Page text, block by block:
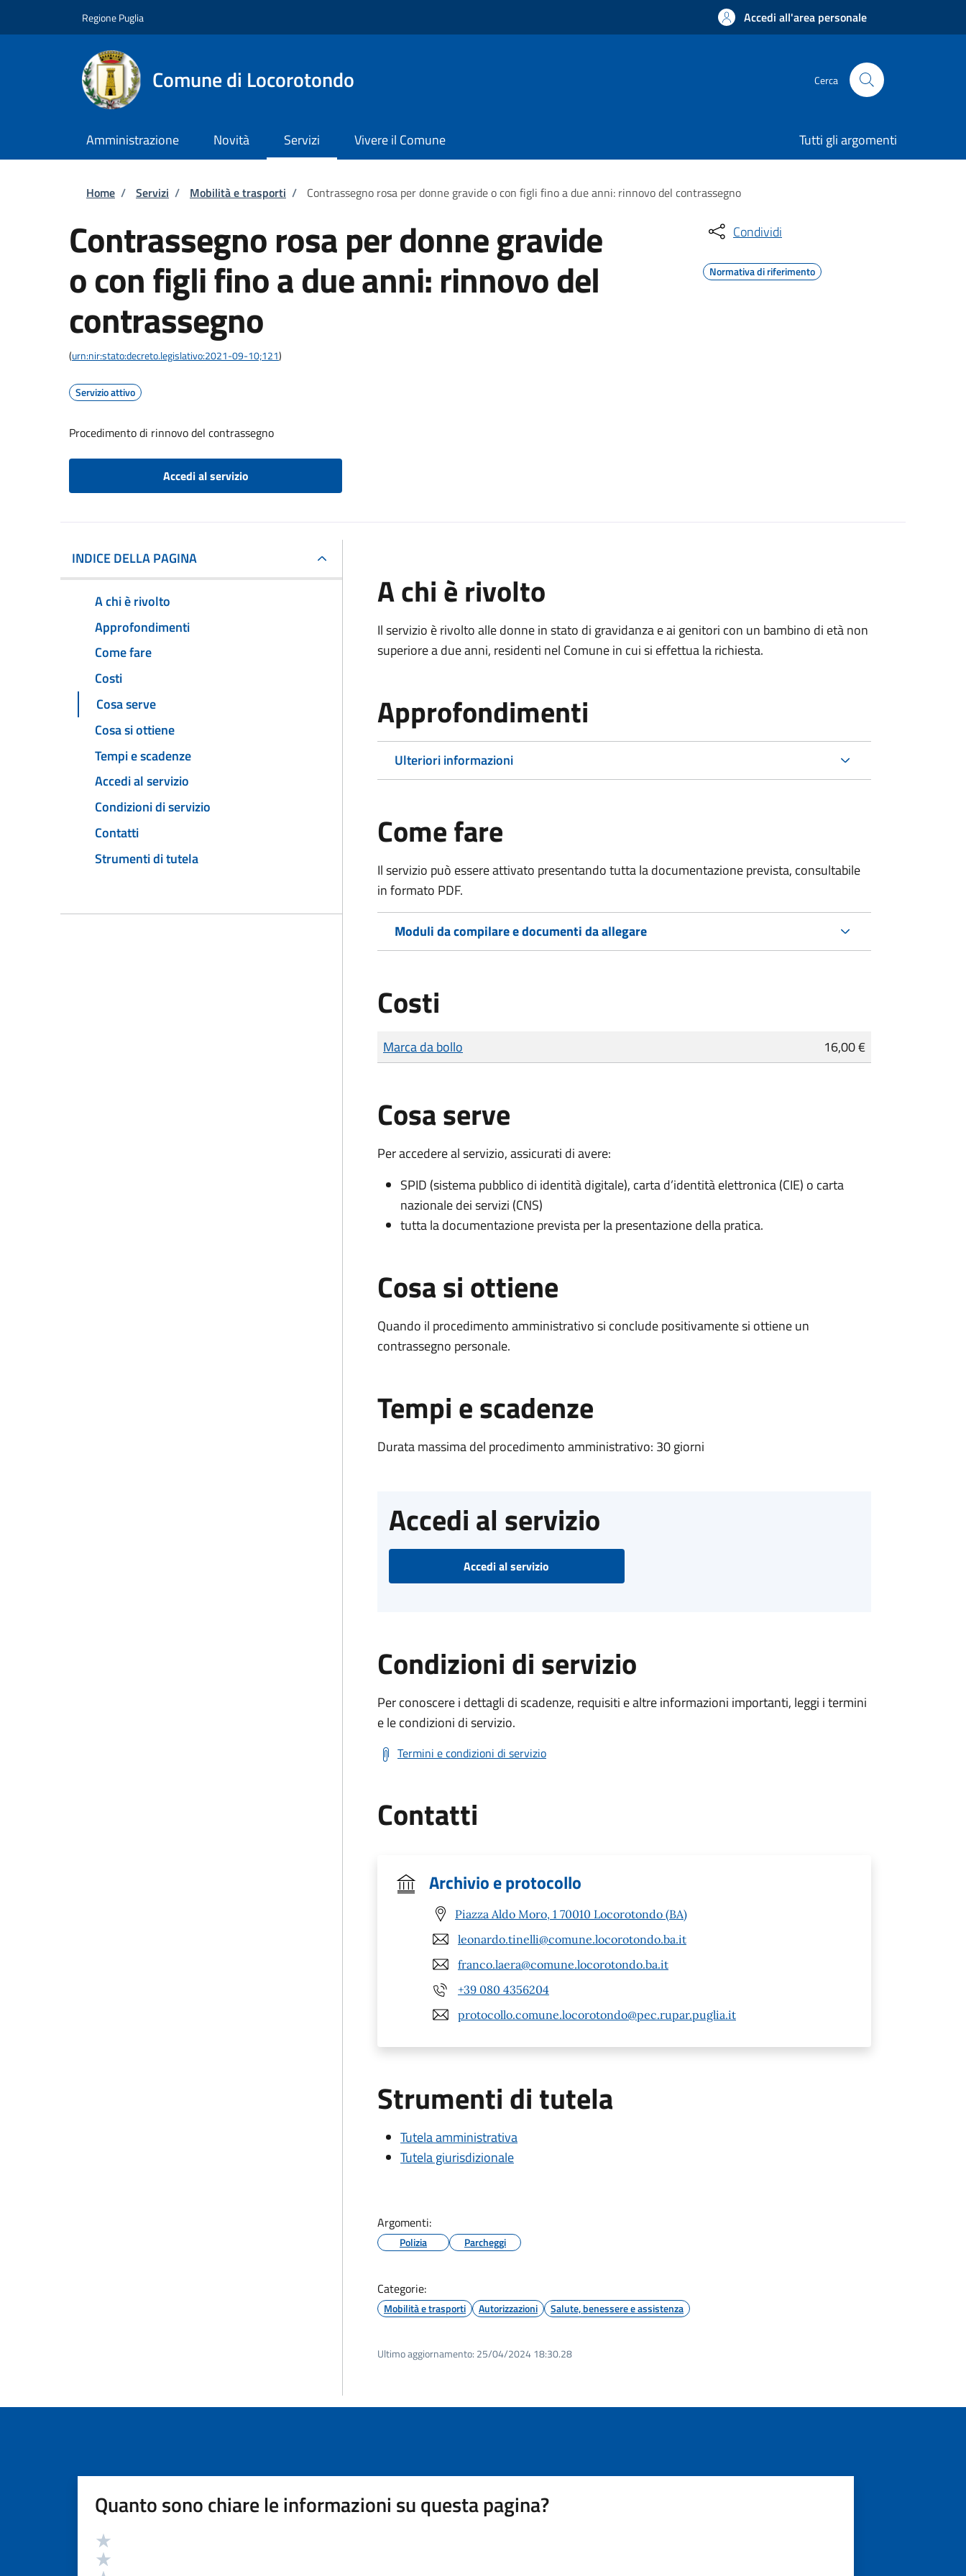
Regione Puglia Accedi all'area personale
Comune di Locorotondo Cerca
Amministrazione Novità Servizi Vivere il Comune Tutti gli argomenti
Briciole di pane
Home / Servizi / Mobilità e trasporti / Contrassegno rosa per donne gravide o con figli fino a due anni: rinnovo del contrassegno
Contrassegno rosa per donne gravide
o con figli fino a due anni: rinnovo del
contrassegno
(urn:nir:stato:decreto.legislativo:2021-09-10;121)
Servizio attivo
Procedimento di rinnovo del contrassegno
Accedi al servizio
Condividi
Normativa di riferimento
INDICE DELLA PAGINA
A chi è rivolto
Approfondimenti
Come fare
Costi
Cosa serve
Cosa si ottiene
Tempi e scadenze
Accedi al servizio
Condizioni di servizio
Contatti
Strumenti di tutela
A chi è rivolto
Il servizio è rivolto alle donne in stato di gravidanza e ai genitori con un bambino di età non
superiore a due anni, residenti nel Comune in cui si effettua la richiesta.
Approfondimenti
Ulteriori informazioni
Come fare
Il servizio può essere attivato presentando tutta la documentazione prevista, consultabile
in formato PDF.
Moduli da compilare e documenti da allegare
Costi
Tipo di pagamento
Importo
Marca da bollo 16,00 €
Cosa serve
Per accedere al servizio, assicurati di avere:
SPID (sistema pubblico di identità digitale), carta d’identità elettronica (CIE) o carta
nazionale dei servizi (CNS)
tutta la documentazione prevista per la presentazione della pratica.
Cosa si ottiene
Quando il procedimento amministrativo si conclude positivamente si ottiene un
contrassegno personale.
Tempi e scadenze
Durata massima del procedimento amministrativo: 30 giorni
Accedi al servizio
Accedi al servizio
Condizioni di servizio
Per conoscere i dettagli di scadenze, requisiti e altre informazioni importanti, leggi i termini
e le condizioni di servizio.
Termini e condizioni di servizio
Contatti
Archivio e protocollo
Piazza Aldo Moro, 1 70010 Locorotondo (BA)
leonardo.tinelli@comune.locorotondo.ba.it
franco.laera@comune.locorotondo.ba.it
+39 080 4356204
protocollo.comune.locorotondo@pec.rupar.puglia.it
Strumenti di tutela
Tutela amministrativa
Tutela giurisdizionale
Argomenti:
Polizia Parcheggi
Categorie:
Mobilità e trasporti Autorizzazioni Salute, benessere e assistenza
Ultimo aggiornamento: 25/04/2024 18:30.28
Quanto sono chiare le informazioni su questa pagina?
Valutazione